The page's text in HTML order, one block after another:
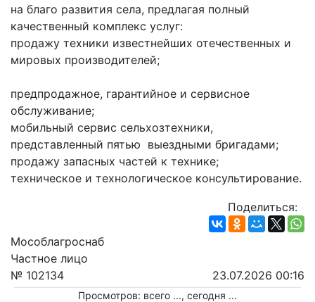
на благо развития села, предлагая полный
качественный комплекс услуг:
продажу техники известнейших отечественных и
мировых производителей;
предпродажное, гарантийное и сервисное
обслуживание;
мобильный сервис сельхозтехники,
представленный пятью  выездными бригадами;
продажу запасных частей к технике;
техническое и технологическое консультирование.
Поделиться:
Мособлагроснаб
Частное лицо
№ 102134
23.07.2026 00:16
Просмотров: всего ..., сегодня ...